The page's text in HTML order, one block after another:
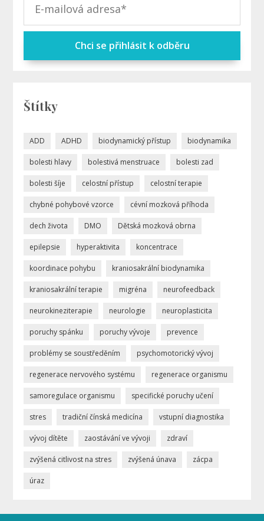
Chci se přihlásit k odběru
Štítky
ADD ADHD biodynamický přístup biodynamika
bolesti hlavy bolestivá menstruace bolesti zad
bolesti šíje celostní přístup celostní terapie
chybné pohybové vzorce cévní mozková příhoda
dech života DMO Dětská mozková obrna
epilepsie hyperaktivita koncentrace
koordinace pohybu kraniosakrální biodynamika
kraniosakrální terapie migréna neurofeedback
neurokineziterapie neurologie neuroplasticita
poruchy spánku poruchy vývoje prevence
problémy se soustředěním psychomotorický vývoj
regenerace nervového systému regenerace organismu
samoregulace organismu specifické poruchy učení
stres tradiční čínská medicína vstupní diagnostika
vývoj dítěte zaostávání ve vývoji zdraví
zvýšená citlivost na stres zvýšená únava zácpa
úraz